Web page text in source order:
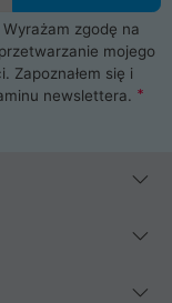
pamięci,
pomogą Ci wybrać
do komputera.
na rynku
Samsung i
możesz
zgodę na
mojego
Zapoznałem się i
newslettera.